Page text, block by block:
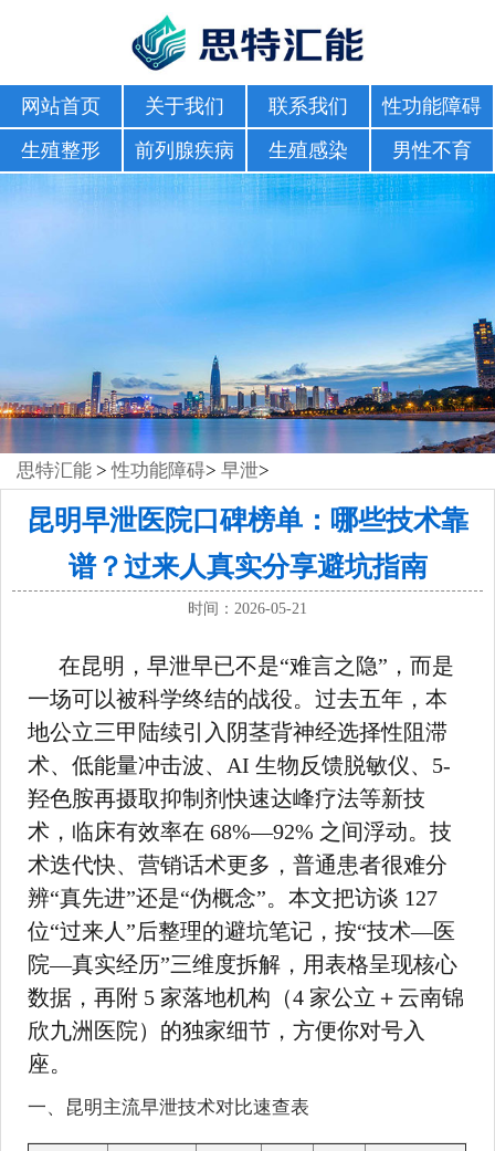
网站首页 关于我们 联系我们
性功能障碍
生殖整形
前列腺疾病 生殖感染 男性不育
思特汇能 >性功能障碍>早泄>
昆明早泄医院口碑榜单：哪些技术靠
谱？过来人真实分享避坑指南
时间：2026-05-21
在昆明，早泄早已不是“难言之隐”，而是
一场可以被科学终结的战役。过去五年，本
地公立三甲陆续引入阴茎背神经选择性阻滞
术、低能量冲击波、AI 生物反馈脱敏仪、5-
羟色胺再摄取抑制剂快速达峰疗法等新技
术，临床有效率在 68%—92% 之间浮动。技
术迭代快、营销话术更多，普通患者很难分
辨“真先进”还是“伪概念”。本文把访谈 127
位“过来人”后整理的避坑笔记，按“技术—医
院—真实经历”三维度拆解，用表格呈现核心
数据，再附 5 家落地机构（4 家公立＋云南锦
欣九洲医院）的独家细节，方便你对号入
座。
一、昆明主流早泄技术对比速查表